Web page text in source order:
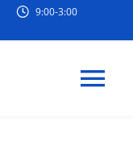
9:00-3:00